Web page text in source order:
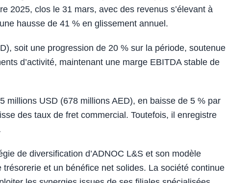
2025, clos le 31 mars, avec des revenus s’élevant à
hausse de 41 % en glissement annuel.
soit une progression de 20 % sur la période, soutenue
d’activité, maintenant une marge EBITDA stable de
millions USD (678 millions AED), en baisse de 5 % par
des taux de fret commercial. Toutefois, il enregistre
de diversification d’ADNOC L&S et son modèle
et un bénéfice net solides. La société continue